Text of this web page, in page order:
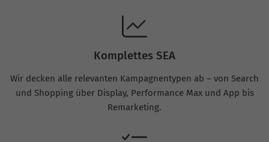
Komplettes SEA
Wir decken alle relevanten Kampagnentypen ab – von Search
und Shopping über Display, Performance Max und App bis
Remarketing.